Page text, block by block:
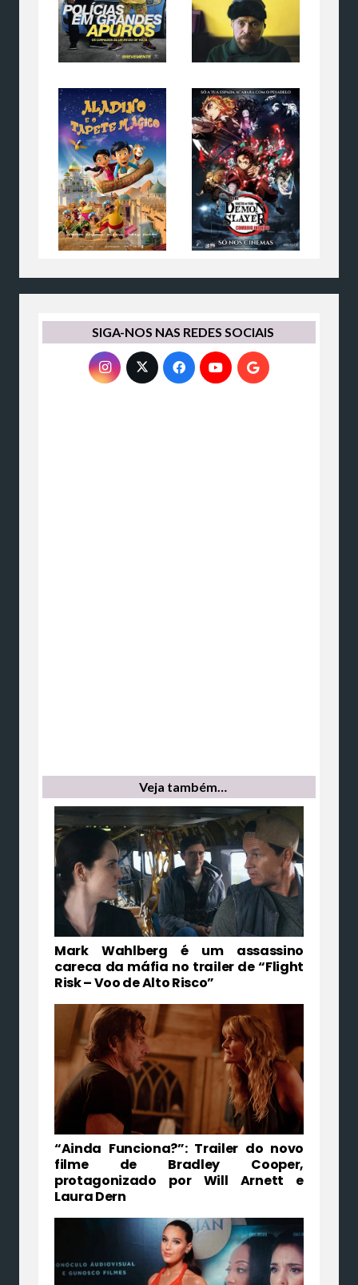
SIGA-NOS NAS REDES SOCIAIS
Veja também…
Mark Wahlberg é um assassino
careca da máfia no trailer de “Flight
Risk – Voo de Alto Risco”
“Ainda Funciona?”: Trailer do novo
filme de Bradley Cooper,
protagonizado por Will Arnett e
Laura Dern